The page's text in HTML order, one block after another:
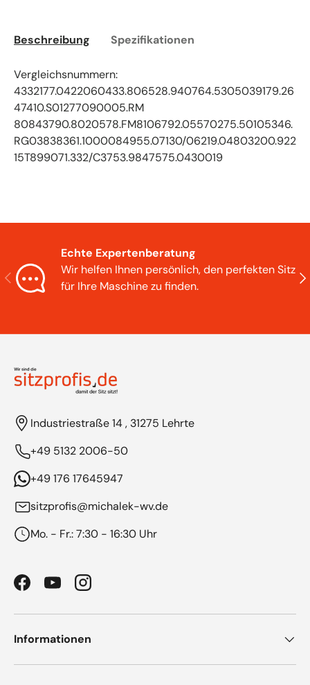
Beschreibung Spezifikationen
Vergleichsnummern:
4332177.0422060433.806528.940764.5305039179.26
47410.S01277090005.RM
80843790.8020578.FM8106792.05570275.50105346.
RG03838361.1000084955.07130/06219.04803200.922
15T899071.332/C3753.9847575.0430019
Vorherige
Echte Expertenberatung
Wir helfen Ihnen persönlich, den perfekten Sitz
für Ihre Maschine zu finden.
Industriestraße 14 , 31275 Lehrte
+49 5132 2006-50
+49 176 17645947
sitzprofis@michalek-wv.de
Mo. - Fr.: 7:30 - 16:30 Uhr
FacebookYouTubeInstagram
Informationen